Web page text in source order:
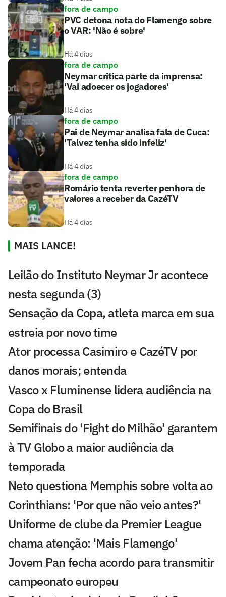
fora de campo
PVC detona nota do Flamengo sobre
o VAR: 'Não é sobre'
Há 4 dias
fora de campo
Neymar critica parte da imprensa:
'Vai adoecer os jogadores'
Há 4 dias
fora de campo
Pai de Neymar analisa fala de Cuca:
'Talvez tenha sido infeliz'
Há 4 dias
fora de campo
Romário tenta reverter penhora de
valores a receber da CazéTV
Há 4 dias
MAIS LANCE!
Leilão do Instituto Neymar Jr acontece
nesta segunda (3)
Sensação da Copa, atleta marca em sua
estreia por novo time
Ator processa Casimiro e CazéTV por
danos morais; entenda
Vasco x Fluminense lidera audiência na
Copa do Brasil
Semifinais do 'Fight do Milhão' garantem
à TV Globo a maior audiência da
temporada
Neto questiona Memphis sobre volta ao
Corinthians: 'Por que não veio antes?'
Uniforme de clube da Premier League
chama atenção: 'Mais Flamengo'
Jovem Pan fecha acordo para transmitir
campeonato europeu